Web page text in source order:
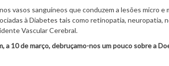
vasos sanguíneos que conduzem a lesões micro
à Diabetes tais como retinopatia, neuropatia,
Vascular Cerebral.
a 10 de março, debruçamo-nos um pouco sobre a